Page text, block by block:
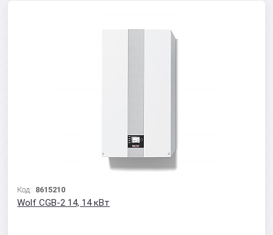
Код: 8615210
Wolf CGB-2 14, 14 кВт